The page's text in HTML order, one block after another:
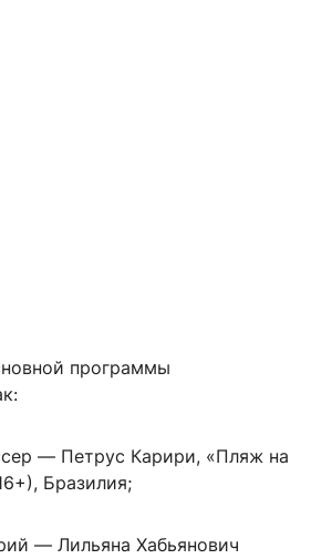
программы
— Петрус Карири, «Пляж на
Бразилия;
— Лильяна Хабьянович